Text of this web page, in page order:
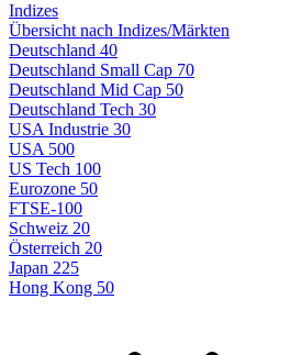
Indizes
Übersicht nach Indizes/Märkten
Deutschland 40
Deutschland Small Cap 70
Deutschland Mid Cap 50
Deutschland Tech 30
USA Industrie 30
USA 500
US Tech 100
Eurozone 50
FTSE-100
Schweiz 20
Österreich 20
Japan 225
Hong Kong 50